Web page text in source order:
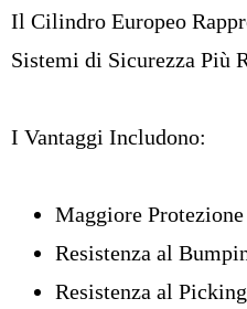
Il Cilindro Europeo
Sistemi di Sicurezza Più
I Vantaggi Includono:
Maggiore
Resistenza al
Resistenza al Picking